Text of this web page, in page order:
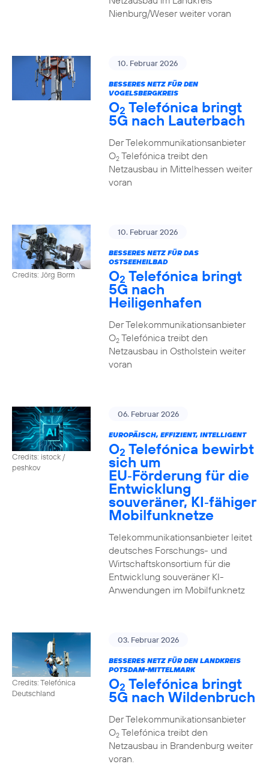
Nienburg/Weser weiter voran
10. Februar 2026
BESSERES NETZ FÜR DEN
VOGELSBERGKREIS
O2 Telefónica bringt
5G nach Lauterbach
Der Telekommunikationsanbieter
O2Telefónica treibt den
Netzausbau in Mittelhessen weiter
voran
Credits: Jörg Borm
10. Februar 2026
BESSERES NETZ FÜR DAS
OSTSEEHEILBAD
O2 Telefónica bringt
5G nach
Heiligenhafen
Der Telekommunikationsanbieter
O2Telefónica treibt den
Netzausbau in Ostholstein weiter
voran
Credits: istock /
peshkov
06. Februar 2026
EUROPÄISCH, EFFIZIENT, INTELLIGENT
O2 Telefónica bewirbt
sich um
EU‑Förderung für die
Entwicklung
souveräner, KI‑fähiger
Mobilfunknetze
Telekommunikationsanbieter leitet
deutsches Forschungs- und
Wirtschaftskonsortium für die
Entwicklung souveräner KI-
Anwendungen im Mobilfunknetz
Credits: Telefónica
Deutschland
03. Februar 2026
BESSERES NETZ FÜR DEN LANDKREIS
POTSDAM-MITTELMARK
O2 Telefónica bringt
5G nach Wildenbruch
Der Telekommunikationsanbieter
O2Telefónica treibt den
Netzausbau in Brandenburg weiter
voran.